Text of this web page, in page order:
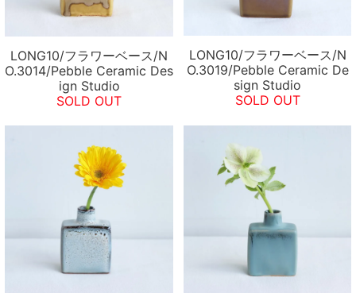
LONG10/フラワーベース/N
O.3014/Pebble Ceramic Des
ign Studio
SOLD OUT
LONG10/フラワーベース/N
O.3019/Pebble Ceramic De
sign Studio
SOLD OUT